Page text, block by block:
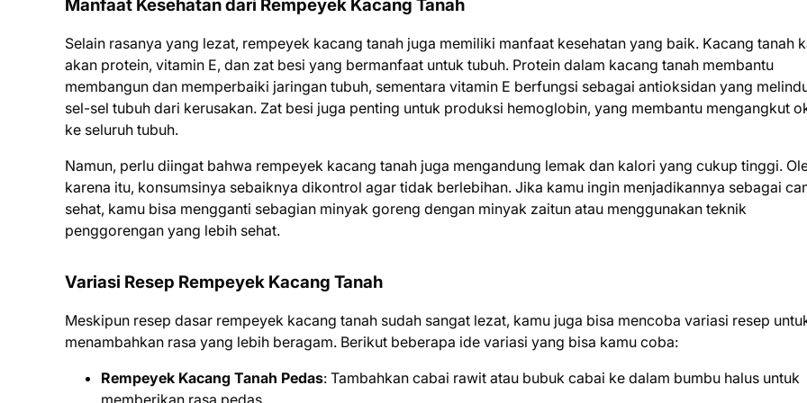
Manfaat Kesehatan dari Rempeyek Kacang Tanah
Selain rasanya yang lezat, rempeyek kacang tanah juga memiliki manfaat kesehatan yang baik. Kacang tanah
akan protein, vitamin E, dan zat besi yang bermanfaat untuk tubuh. Protein dalam kacang tanah membantu
membangun dan memperbaiki jaringan tubuh, sementara vitamin E berfungsi sebagai antioksidan yang
sel-sel tubuh dari kerusakan. Zat besi juga penting untuk produksi hemoglobin, yang membantu mengangkut
ke seluruh tubuh.
Namun, perlu diingat bahwa rempeyek kacang tanah juga mengandung lemak dan kalori yang cukup tinggi.
karena itu, konsumsinya sebaiknya dikontrol agar tidak berlebihan. Jika kamu ingin menjadikannya sebagai
sehat, kamu bisa mengganti sebagian minyak goreng dengan minyak zaitun atau menggunakan teknik
penggorengan yang lebih sehat.
Variasi Resep Rempeyek Kacang Tanah
Meskipun resep dasar rempeyek kacang tanah sudah sangat lezat, kamu juga bisa mencoba variasi resep
menambahkan rasa yang lebih beragam. Berikut beberapa ide variasi yang bisa kamu coba:
Rempeyek Kacang Tanah Pedas: Tambahkan cabai rawit atau bubuk cabai ke dalam bumbu halus untuk
memberikan rasa pedas.